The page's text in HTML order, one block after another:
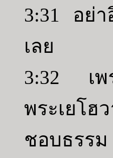
3:31 อย่
เลย
3:32 เพ
พระเยโ
ชอบธรรม